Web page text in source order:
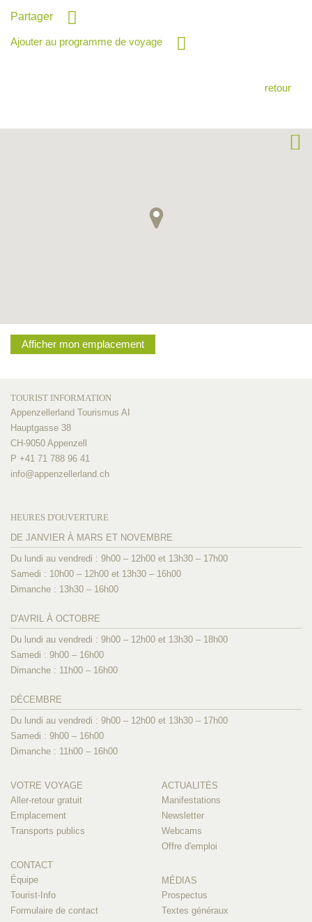
Partager
Ajouter au programme de voyage
retour
Afficher mon emplacement
TOURIST INFORMATION
Appenzellerland Tourismus AI
Hauptgasse 38
CH-9050 Appenzell
P +41 71 788 96 41
info@appenzellerland.ch
HEURES D'OUVERTURE
DE JANVIER À MARS ET NOVEMBRE
Du lundi au vendredi : 9h00 – 12h00 et 13h30 – 17h00
Samedi : 10h00 – 12h00 et 13h30 – 16h00
Dimanche : 13h30 – 16h00
D'AVRIL À OCTOBRE
Du lundi au vendredi : 9h00 – 12h00 et 13h30 – 18h00
Samedi : 9h00 – 16h00
Dimanche : 11h00 – 16h00
DÉCEMBRE
Du lundi au vendredi : 9h00 – 12h00 et 13h30 – 17h00
Samedi : 9h00 – 16h00
Dimanche : 11h00 – 16h00
VOTRE VOYAGE
Aller-retour gratuit
Emplacement
Transports publics
CONTACT
Équipe
Tourist-Info
Formulaire de contact
ACTUALITÉS
Manifestations
Newsletter
Webcams
Offre d'emploi
MÉDIAS
Prospectus
Textes généraux